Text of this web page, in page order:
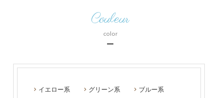
Couleur
color
イエロー系 グリーン系 ブルー系